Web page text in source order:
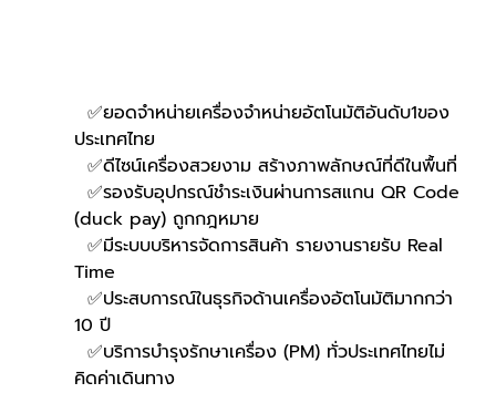
✅ยอดจำหน่ายเครื่องจำหน่ายอัตโนมัติอันดับ1ของ
ประเทศไทย
✅ดีไซน์เครื่องสวยงาม สร้างภาพลักษณ์ที่ดีในพื้นที่
✅รองรับอุปกรณ์ชำระเงินผ่านการสแกน QR Code
(duck pay) ถูกกฎหมาย
✅มีระบบบริหารจัดการสินค้า รายงานรายรับ Real
Time
✅ประสบการณ์ในธุรกิจด้านเครื่องอัตโนมัติมากกว่า
10 ปี
✅บริการบำรุงรักษาเครื่อง (PM) ทั่วประเทศไทยไม่
คิดค่าเดินทาง